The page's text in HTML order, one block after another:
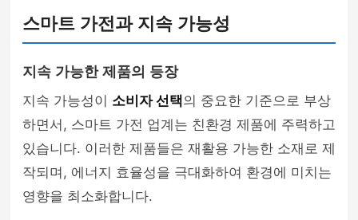
스마트 가전과 지속 가능성
지속 가능한 제품의 등장
지속 가능성이 소비자 선택의 중요한 기준으로 부상
하면서, 스마트 가전 업계는 친환경 제품에 주력하고
있습니다. 이러한 제품들은 재활용 가능한 소재로 제
작되며, 에너지 효율성을 극대화하여 환경에 미치는
영향을 최소화합니다.